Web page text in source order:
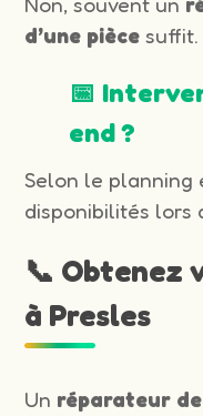
d’une pièce suffit.
📅
end ?
Selon le planning
disponibilités lors
📞 Obtenez
à Presles
Un réparateur